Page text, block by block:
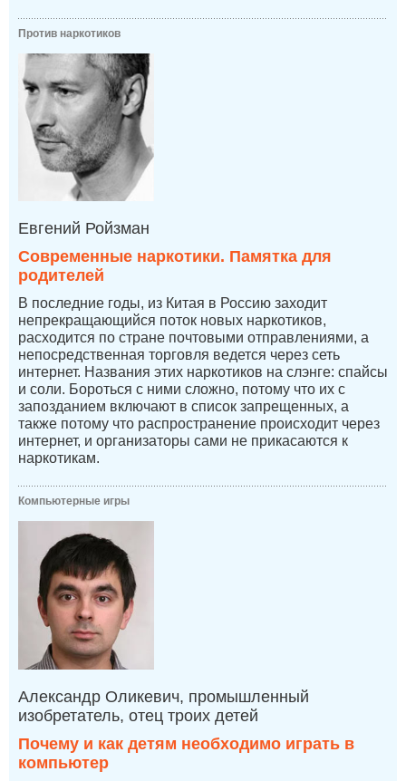
Против наркотиков
Евгений Ройзман
Современные наркотики. Памятка для
родителей
В последние годы, из Китая в Россию заходит
непрекращающийся поток новых наркотиков,
расходится по стране почтовыми отправлениями, а
непосредственная торговля ведется через сеть
интернет. Названия этих наркотиков на слэнге: спайсы
и соли. Бороться с ними сложно, потому что их с
запозданием включают в список запрещенных, а
также потому что распространение происходит через
интернет, и организаторы сами не прикасаются к
наркотикам.
Компьютерные игры
Александр Оликевич, промышленный
изобретатель, отец троих детей
Почему и как детям необходимо играть в
компьютер